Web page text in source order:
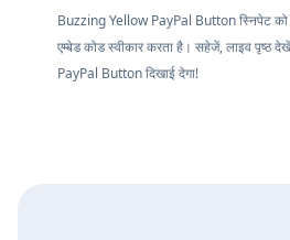
Buzzing Yellow PayPal Button स्निपेट को
एम्बेड कोड स्वीकार करता है। सहेजें, लाइव
PayPal Button दिखाई देगा!